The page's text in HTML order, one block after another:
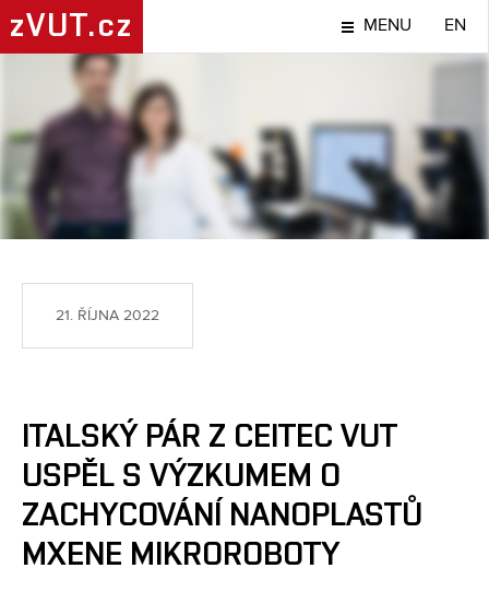
zVUT.cz MENU EN
NÁPADY A OBJEVY
21. ŘÍJNA 2022
ITALSKÝ PÁR Z CEITEC VUT
USPĚL S VÝZKUMEM O
ZACHYCOVÁNÍ NANOPLASTŮ
MXENE MIKROROBOTY